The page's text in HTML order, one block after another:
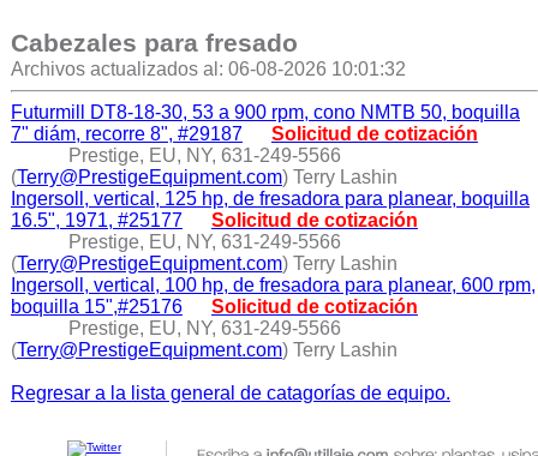
Cabezales para fresado
Archivos actualizados al: 06-08-2026 10:01:32
Futurmill DT8-18-30, 53 a 900 rpm, cono NMTB 50, boquilla
7" diám, recorre 8", #29187
Solicitud de cotización
Prestige, EU, NY, 631-249-5566
(Terry@PrestigeEquipment.com) Terry Lashin
Ingersoll, vertical, 125 hp, de fresadora para planear, boquilla
16.5", 1971, #25177
Solicitud de cotización
Prestige, EU, NY, 631-249-5566
(Terry@PrestigeEquipment.com) Terry Lashin
Ingersoll, vertical, 100 hp, de fresadora para planear, 600 rpm,
boquilla 15",#25176
Solicitud de cotización
Prestige, EU, NY, 631-249-5566
(Terry@PrestigeEquipment.com) Terry Lashin
Regresar a la lista general de catagorías de equipo.